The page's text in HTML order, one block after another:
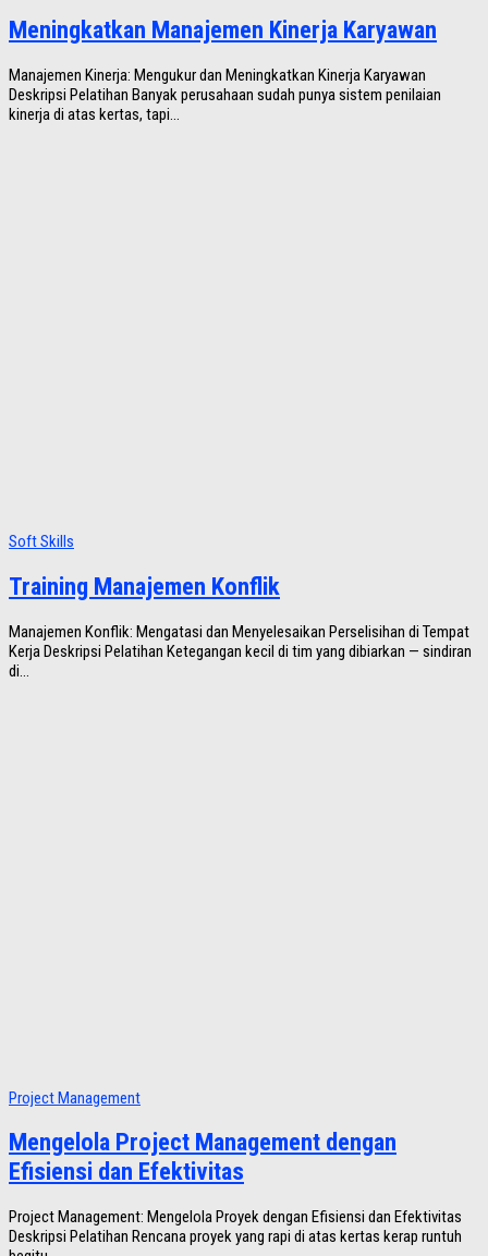
Meningkatkan Manajemen Kinerja Karyawan
Manajemen Kinerja: Mengukur dan Meningkatkan Kinerja Karyawan
Deskripsi Pelatihan Banyak perusahaan sudah punya sistem penilaian
kinerja di atas kertas, tapi...
Soft Skills
Training Manajemen Konflik
Manajemen Konflik: Mengatasi dan Menyelesaikan Perselisihan di Tempat
Kerja Deskripsi Pelatihan Ketegangan kecil di tim yang dibiarkan — sindiran
di...
Project Management
Mengelola Project Management dengan
Efisiensi dan Efektivitas
Project Management: Mengelola Proyek dengan Efisiensi dan Efektivitas
Deskripsi Pelatihan Rencana proyek yang rapi di atas kertas kerap runtuh